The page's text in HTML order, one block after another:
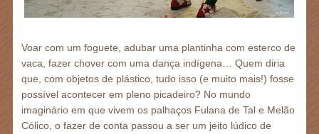
Voar com um foguete, adubar uma plantinha com esterco de
vaca, fazer chover com uma dança indígena… Quem diria
que, com objetos de plástico, tudo isso (e muito mais!) fosse
possível acontecer em pleno picadeiro? No mundo
imaginário em que vivem os palhaços Fulana de Tal e Melão
Cólico, o fazer de conta passou a ser um jeito lúdico de